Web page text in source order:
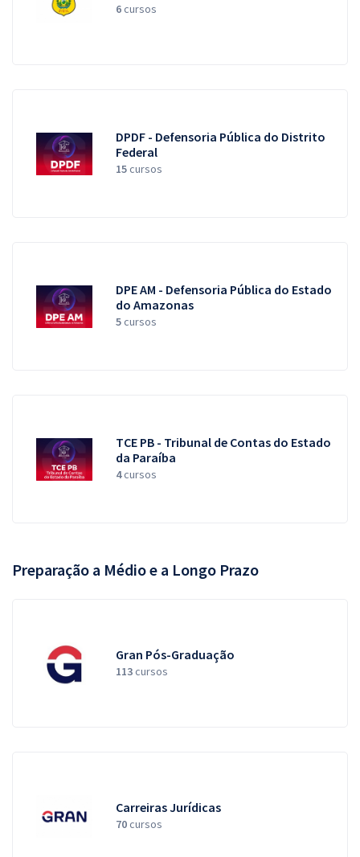
6cursos
DPDF - Defensoria Pública do Distrito
Federal
15cursos
DPE AM - Defensoria Pública do Estado
do Amazonas
5cursos
TCE PB - Tribunal de Contas do Estado
da Paraíba
4cursos
Preparação a Médio e a Longo Prazo
Gran Pós-Graduação
113cursos
Carreiras Jurídicas
70cursos